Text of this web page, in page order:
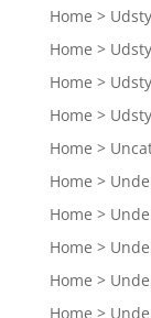
Home >
Home >
Home >
Home >
Home >
Home >
Home >
Home >
Home >
Home >